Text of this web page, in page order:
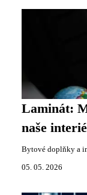
Laminát:
naše
Bytové doplňky a
05. 05. 2026